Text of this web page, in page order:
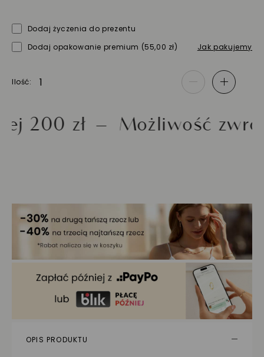
Dodaj życzenia do prezentu
Dodaj opakowanie premium (55,00 zł) Jak pakujemy
Ilość - +
zł Możliwość zwrotu
OPIS PRODUKTU